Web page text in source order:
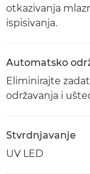
otkazivanja
ispisivanja.
Automatsko
Eliminirajte
održavanja i
Stvrdnjavanje
UV LED